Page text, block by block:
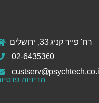
רח' פייר קניג 33, ירושלים
02-6435360
custserv@psychtech.co.il
מדיניות